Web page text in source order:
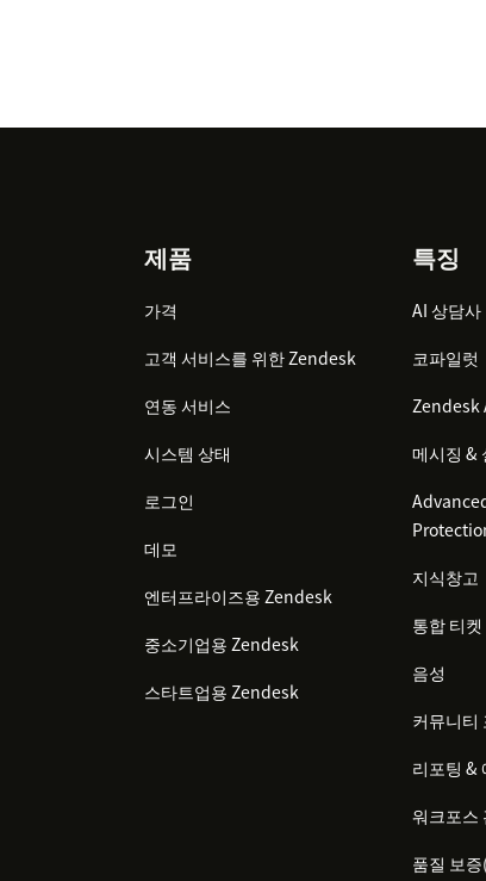
제품
가격
고객 서비스를 위한 Zendesk
연동 서비스
시스템 상태
로그인
데모
엔터프라이즈용 Zendesk
중소기업용 Zendesk
스타트업용 Zendesk
특징
AI 상담사
코파일럿
Zendesk
메시징 &
지식창고
통합 티켓
음성
커뮤니티
리포팅 &
워크포스
품질 보